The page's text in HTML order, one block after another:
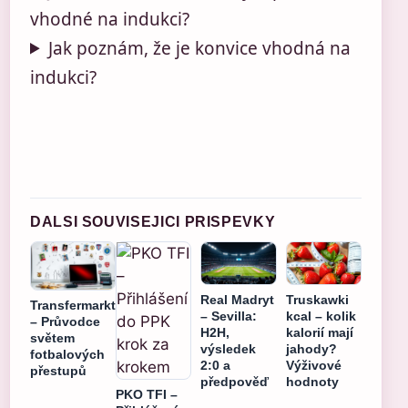
vhodné na indukci?
Jak poznám, že je konvice vhodná na
indukci?
DALSI SOUVISEJICI PRISPEVKY
Transfermarkt
– Průvodce
světem
fotbalových
přestupů
PKO TFI –
Real Madryt
– Sevilla:
H2H,
výsledek
2:0 a
předpověď
Truskawki
kcal – kolik
kalorií mají
jahody?
Výživové
hodnoty